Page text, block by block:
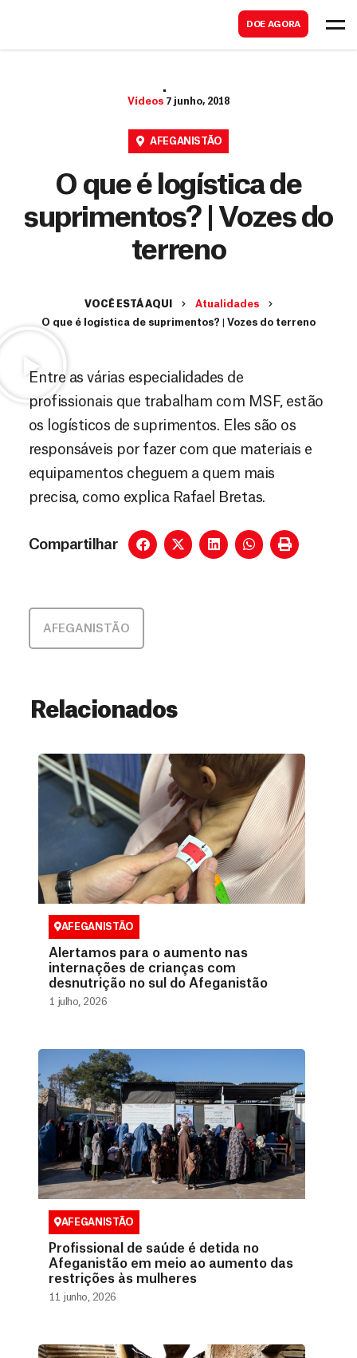
DOE AGORA
Vídeos 7 junho, 2018
AFEGANISTÃO
O que é logística de
suprimentos? | Vozes do
terreno
VOCÊ ESTÁ AQUI
Atualidades
O que é logística de suprimentos? | Vozes do terreno
Entre as várias especialidades de
profissionais que trabalham com MSF, estão
os logísticos de suprimentos. Eles são os
responsáveis por fazer com que materiais e
equipamentos cheguem a quem mais
precisa, como explica Rafael Bretas.
Compartilhar
AFEGANISTÃO
Relacionados
AFEGANISTÃO
Alertamos para o aumento nas
internações de crianças com
desnutrição no sul do Afeganistão
1 julho, 2026
AFEGANISTÃO
Profissional de saúde é detida no
Afeganistão em meio ao aumento das
restrições às mulheres
11 junho, 2026
a
r